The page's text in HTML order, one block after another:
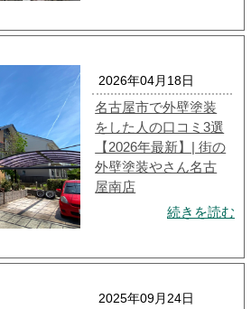
2026年04月18日
名古屋市で外壁塗装
をした人の口コミ3選
【2026年最新】| 街の
外壁塗装やさん名古
屋南店
続きを読む
2025年09月24日